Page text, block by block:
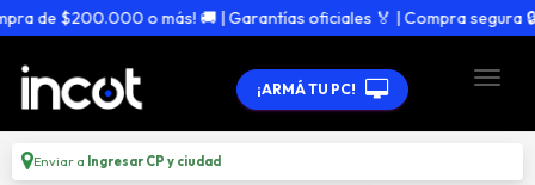
$200.000 o más! 🚚 | Garantías oficiales 🏅 | Compra segura 🔒
¡ARMÁ TU PC!
Enviar a Ingresar CP y ciudad